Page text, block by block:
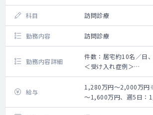
科目 訪問診療
勤務内容 訪問診療
勤務内容詳細
件数：居宅約10名／日
＜受け入れ症例＞
・ターミナルケア・が
・難病（パーキンソン
・慢性疾患（糖尿病、高
・精神疾患
給与
1,280万円～2,000万
～1,600万円、週5日：
安